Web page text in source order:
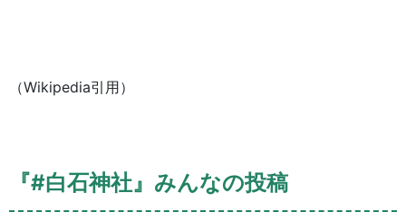
（Wikipedia引用）
『#白石神社』みんなの投稿